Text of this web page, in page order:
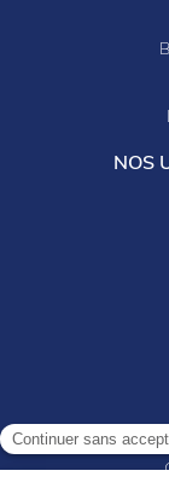
Continuer sans
NOS